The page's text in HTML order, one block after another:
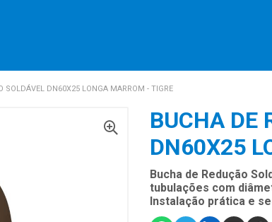
SOLDÁVEL DN60X25 LONGA MARROM - TIGRE
BUCHA DE
DN60X25
Bucha de Redução
tubulações com
Instalação prática e